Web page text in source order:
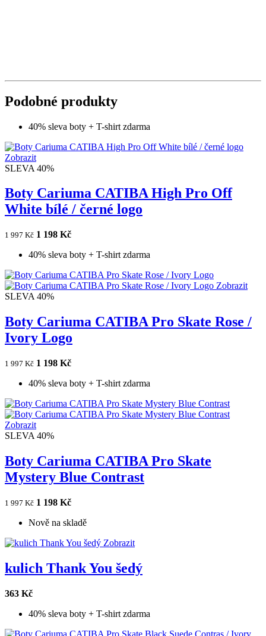
Podobné produkty
40% sleva boty + T-shirt zdarma
Zobrazit
SLEVA 40%
Boty Cariuma CATIBA High Pro Off
White bílé / černé logo
1 997 Kč 1 198 Kč
40% sleva boty + T-shirt zdarma
Zobrazit
SLEVA 40%
Boty Cariuma CATIBA Pro Skate Rose /
Ivory Logo
1 997 Kč 1 198 Kč
40% sleva boty + T-shirt zdarma
Zobrazit
SLEVA 40%
Boty Cariuma CATIBA Pro Skate
Mystery Blue Contrast
1 997 Kč 1 198 Kč
Nově na skladě
Zobrazit
kulich Thank You šedý
363 Kč
40% sleva boty + T-shirt zdarma